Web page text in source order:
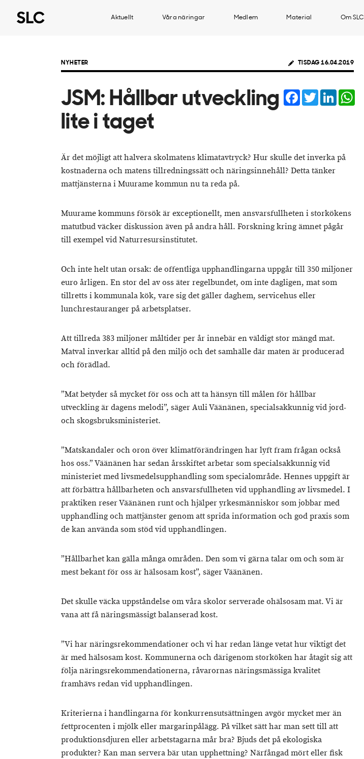
Aktuellt Våra näringar Medlem Material Om SLC
NYHETER TISDAG 16.04.2019
JSM: Hållbar utveckling
lite i taget
Facebook
TwitterLinkedIn
Är det möjligt att halvera skolmatens klimatavtryck? Hur skulle det inverka på
kostnaderna och matens tillredningssätt och näringsinnehåll? Detta tänker
mattjänsterna i Muurame kommun nu ta reda på.
Muurame kommuns försök är exceptionellt, men ansvarsfullheten i storkökens
matutbud väcker diskussion även på andra håll. Forskning kring ämnet pågår
till exempel vid Naturresursinstitutet.
Och inte helt utan orsak: de offentliga upphandlingarna uppgår till 350 miljoner
euro årligen. En stor del av oss äter regelbundet, om inte dagligen, mat som
tillretts i kommunala kök, vare sig det gäller daghem, servicehus eller
lunchrestauranger på arbetsplatser.
Att tillreda 383 miljoner måltider per år innebär en väldigt stor mängd mat.
Matval inverkar alltid på den miljö och det samhälle där maten är producerad
och förädlad.
”Mat betyder så mycket för oss och att ta hänsyn till målen för hållbar
utveckling är dagens melodi”, säger Auli Väänänen, specialsakkunnig vid jord-
och skogsbruksministeriet.
”Matskandaler och oron över klimatförändringen har lyft fram frågan också
hos oss.” Väänänen har sedan årsskiftet arbetar som specialsakkunnig vid
ministeriet med livsmedelsupphandling som specialområde. Hennes uppgift är
att förbättra hållbarheten och ansvarsfullheten vid upphandling av livsmedel. I
praktiken reser Väänänen runt och hjälper yrkesmänniskor som jobbar med
upphandling och mattjänster genom att sprida information och god praxis som
de kan använda som stöd vid upphandlingen.
”Hållbarhet kan gälla många områden. Den som vi gärna talar om och som är
mest bekant för oss är hälsosam kost”, säger Väänänen.
Det skulle väcka uppståndelse om våra skolor serverade ohälsosam mat. Vi är
vana att få näringsmässigt balanserad kost.
”Vi har näringsrekommendationer och vi har redan länge vetat hur viktigt det
är med hälsosam kost. Kommunerna och därigenom storköken har åtagit sig att
följa näringsrekommendationerna, råvarornas näringsmässiga kvalitet
framhävs redan vid upphandlingen.
Kriterierna i handlingarna för konkurrensutsättningen avgör mycket mer än
fettprocenten i mjölk eller margarinpålägg. På vilket sätt har man sett till att
produktionsdjuren eller arbetstagarna mår bra? Bjuds det på ekologiska
produkter? Kan man servera bär utan upphettning? Närfångad mört eller fisk